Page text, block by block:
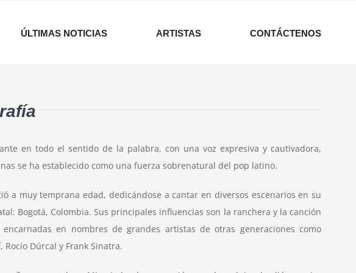
ÚLTIMAS NOTICIAS ARTISTAS CONTÁCTENOS
en todo el sentido de la palabra, con una voz expresiva y cautivadora,
se ha establecido como una fuerza sobrenatural del pop latino.
a muy temprana edad, dedicándose a cantar en diversos escenarios en su
Bogotá, Colombia. Sus principales influencias son la ranchera y la canción
encarnadas en nombres de grandes artistas de otras generaciones como
Rocío Dúrcal y Frank Sinatra.